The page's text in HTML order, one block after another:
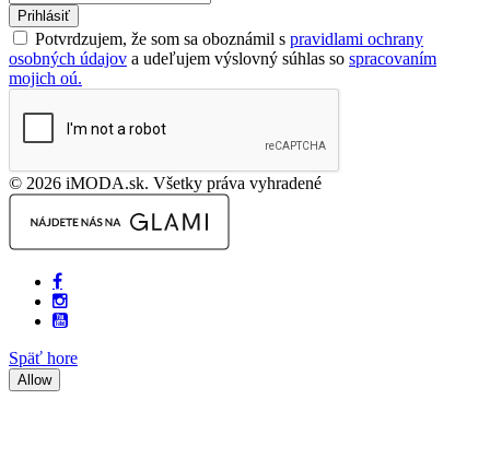
Prihlásiť
Potvrdzujem, že som sa oboznámil s pravidlami ochrany
osobných údajov a udeľujem výslovný súhlas so spracovaním
mojich oú.
© 2026 iMODA.sk. Všetky práva vyhradené
Späť hore
Allow